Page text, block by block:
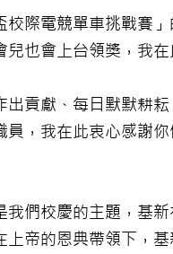
際電競單車挑戰賽
也會上台領獎，我在
貢獻、每日默默耕
，我在此衷心感謝
我們校慶的主題，基
帝的恩典帶領下，